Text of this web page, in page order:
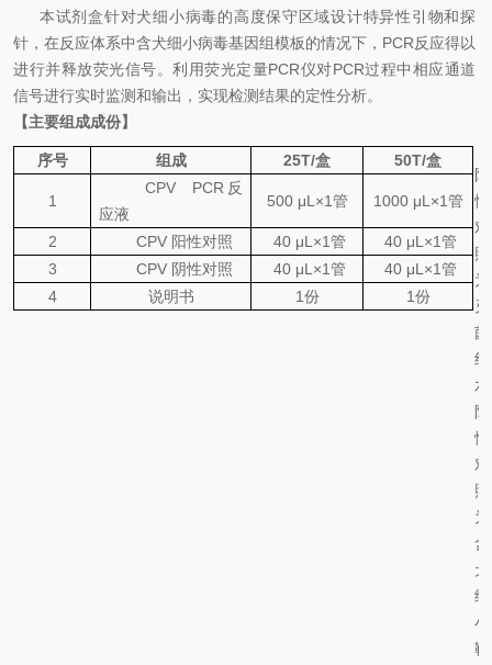
本试剂盒针对犬细小病毒的高度保守区域设计特异性引物和探
针，在反应体系中含犬细小病毒基因组模板的情况下， PCR反应得以
进行并释放荧光信号。利用荧光定量PCR仪对PCR过程中相应通道
信号进行实时监测和输出，实现检测结果的定性分析。
【主要组成成份】
序号 组成 25T/盒 50T/盒
1
CPV PCR 反
应液
500 μL×1管 1000 μL×1管
2 CPV 阳性对照 40 μL×1管 40 μL×1管
3
CPV 阴性对照 40 μL×1管 40 μL×1管
4
说明书 1份 1份
阴
性
对
照
为
灭
菌
纯
阳
性
对
照
为
含
犬
细
小
靶